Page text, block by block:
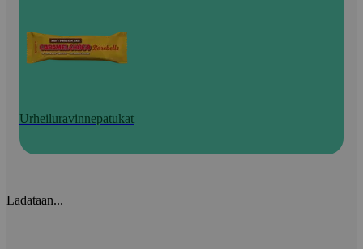
Urheiluravinnepatukat
Ladataan...